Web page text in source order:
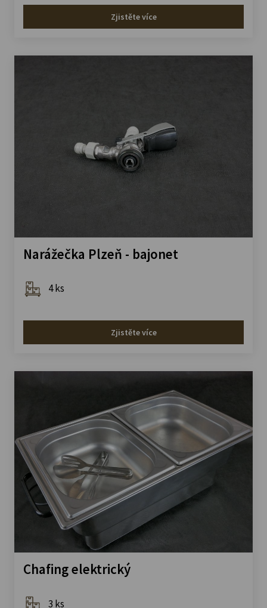
Zjistěte více
Narážečka Plzeň - bajonet
4 ks
Zjistěte více
Chafing elektrický
3 ks